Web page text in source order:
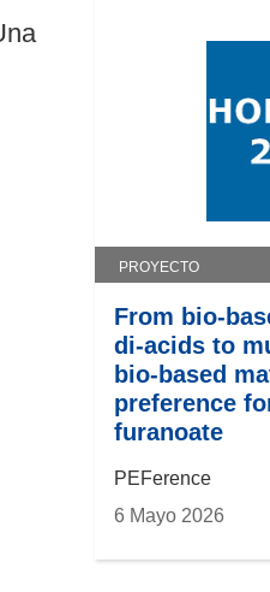
PROYECTO
From bio-
di-acids to
bio-based
preference
furanoate
PEFerence
6 Mayo 2026